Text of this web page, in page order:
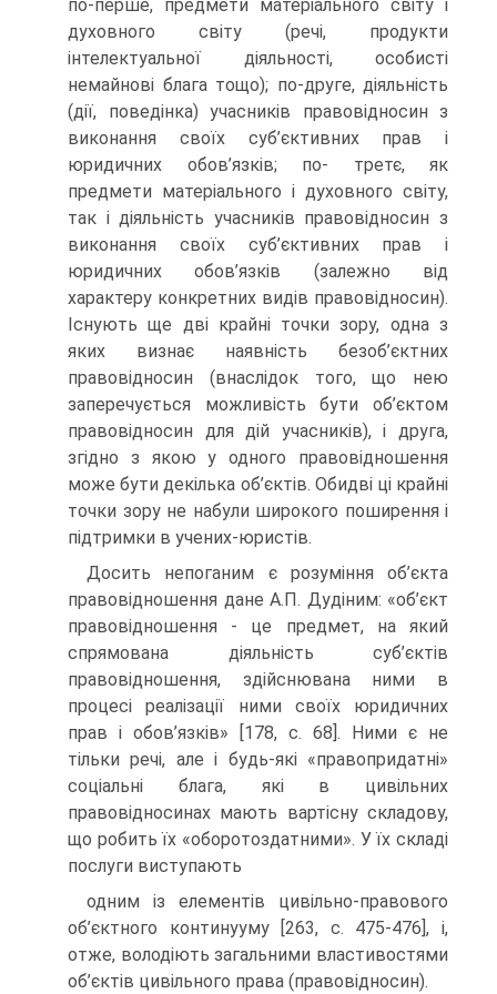
по-перше, предмети матеріального світу і
духовного світу (речі, продукти
інтелектуальної діяльності, особисті
немайнові блага тощо); по-друге, діяльність
(дії, поведінка) учасників правовідносин з
виконання своїх суб’єктивних прав і
юридичних обов’язків; по- третє, як
предмети матеріального і духовного світу,
так і діяльність учасників правовідносин з
виконання своїх суб’єктивних прав і
юридичних обов’язків (залежно від
характеру конкретних видів правовідносин).
Існують ще дві крайні точки зору, одна з
яких визнає наявність безоб’єктних
правовідносин (внаслідок того, що нею
заперечується можливість бути об’єктом
правовідносин для дій учасників), і друга,
згідно з якою у одного правовідношення
може бути декілька об’єктів. Обидві ці крайні
точки зору не набули широкого поширення і
підтримки в учених-юристів.
Досить непоганим є розуміння об’єкта
правовідношення дане А.П. Дудіним: «об’єкт
правовідношення - це предмет, на який
спрямована діяльність суб’єктів
правовідношення, здійснювана ними в
процесі реалізації ними своїх юридичних
прав і обов’язків» [178, с. 68]. Ними є не
тільки речі, але і будь-які «правопридатні»
соціальні блага, які в цивільних
правовідносинах мають вартісну складову,
що робить їх «оборотоздатними». У їх складі
послуги виступають
одним із елементів цивільно-правового
об’єктного континууму [263, с. 475-476], і,
отже, володіють загальними властивостями
об’єктів цивільного права (правовідносин).